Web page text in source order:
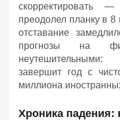
скорректировать
преодолел планку в
отставание
прогнозы на
неутешительными:
завершит год с
миллиона
Хроника падения: